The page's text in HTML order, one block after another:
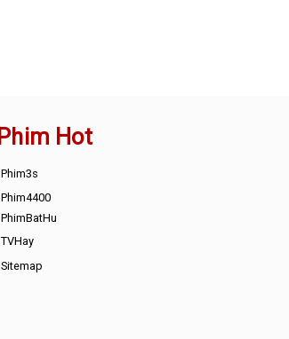
Phim Hot
Phim3s
Phim4400
PhimBatHu
TVHay
Sitemap